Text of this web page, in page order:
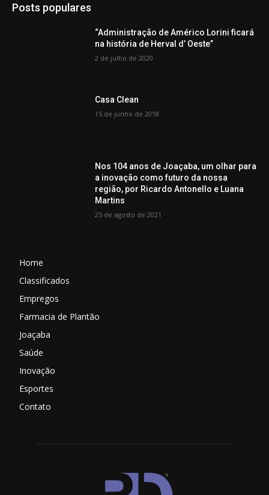
Posts populares
“Administração de Américo Lorini ficará
na história de Herval d’ Oeste”
2 de julho de 2020
Casa Clean
15 de junho de 2018
Nos 104 anos de Joaçaba, um olhar para
a inovação como futuro da nossa
região, por Ricardo Antonello e Luana
Martins
25 de agosto de 2021
Home
Classificados
Empregos
Farmacia de Plantão
Joaçaba
Saúde
Inovação
Esportes
Contato